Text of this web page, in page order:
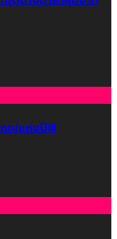
ญ่แห่งปี!!!